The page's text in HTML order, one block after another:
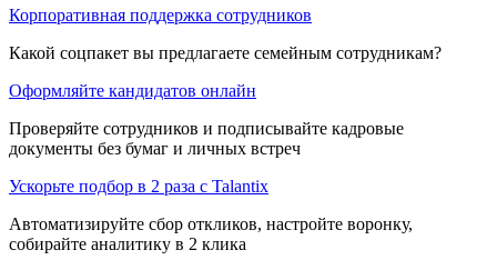
Корпоративная поддержка сотрудников
Какой соцпакет вы предлагаете семейным сотрудникам?
Оформляйте кандидатов онлайн
Проверяйте сотрудников и подписывайте кадровые
документы без бумаг и личных встреч
Ускорьте подбор в 2 раза с Talantix
Автоматизируйте сбор откликов, настройте воронку,
собирайте аналитику в 2 клика